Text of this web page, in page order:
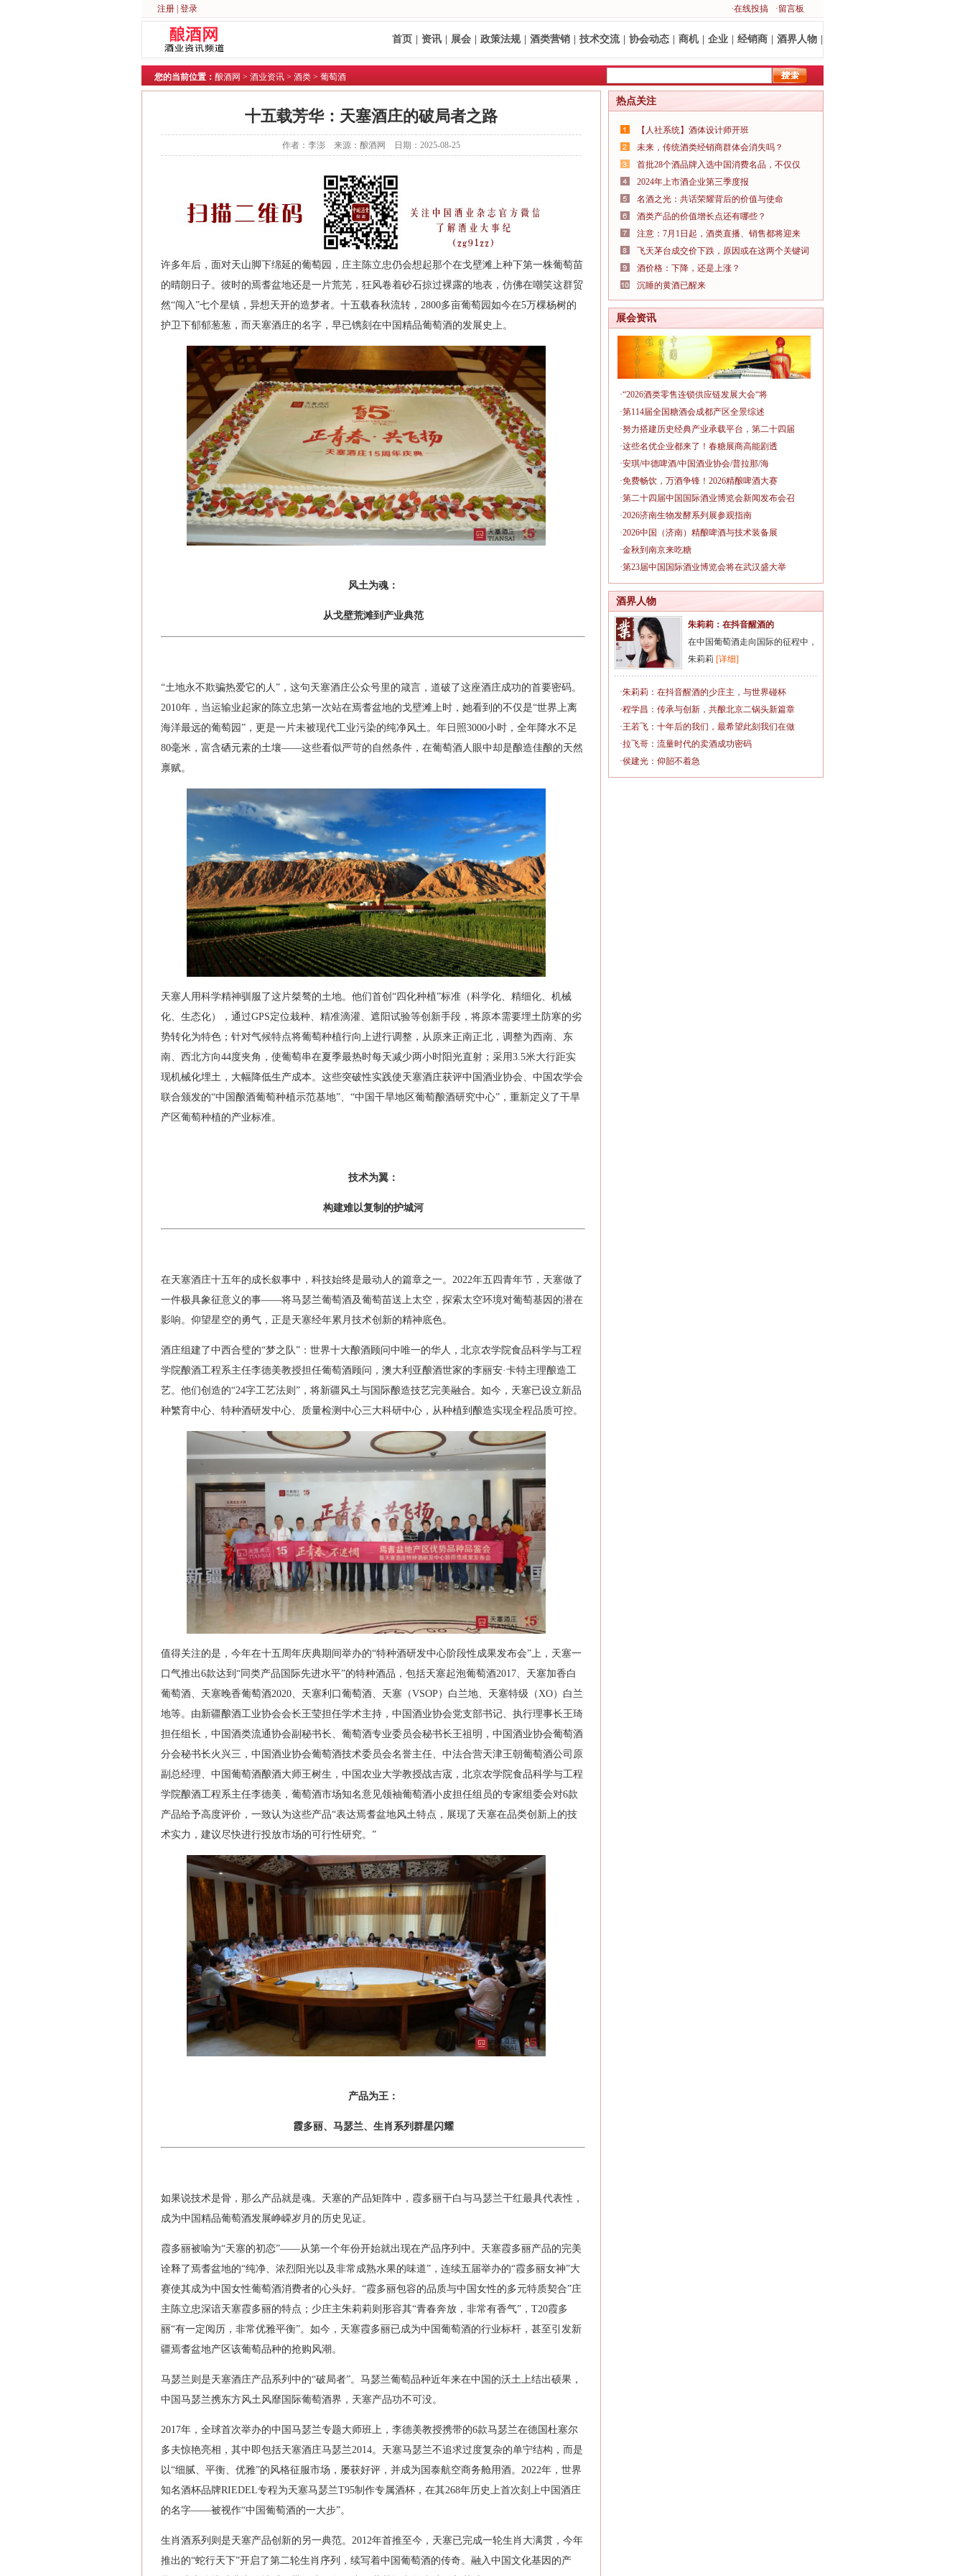
注册 登录 ·在线投搞 ·留言板
首页 资讯 展会 政策法规 酒类营销 技术交流 协会动态 商机 企业 经销商 酒界人物
您的当前位置： 酿酒网 > 酒业资讯 > 酒类 > 葡萄酒
十五载芳华：天塞酒庄的破局者之路
作者：李澎 来源：酿酒网 日期：2025-08-25
许多年后，面对天山脚下绵延的葡萄园，庄主陈立忠仍会想起那个在戈壁滩上种下第一株葡萄苗
的晴朗日子。彼时的焉耆盆地还是一片荒芜，狂风卷着砂石掠过裸露的地表，仿佛在嘲笑这群贸
然“闯入”七个星镇，异想天开的造梦者。十五载春秋流转，2800多亩葡萄园如今在5万棵杨树的
护卫下郁郁葱葱，而天塞酒庄的名字，早已镌刻在中国精品葡萄酒的发展史上。
风土为魂：
从戈壁荒滩到产业典范
“土地永不欺骗热爱它的人”，这句天塞酒庄公众号里的箴言，道破了这座酒庄成功的首要密码。
2010年，当运输业起家的陈立忠第一次站在焉耆盆地的戈壁滩上时，她看到的不仅是“世界上离
海洋最远的葡萄园”，更是一片未被现代工业污染的纯净风土。年日照3000小时，全年降水不足
80毫米，富含硒元素的土壤——这些看似严苛的自然条件，在葡萄酒人眼中却是酿造佳酿的天然
禀赋。
天塞人用科学精神驯服了这片桀骜的土地。他们首创“四化种植”标准（科学化、精细化、机械
化、生态化），通过GPS定位栽种、精准滴灌、遮阳试验等创新手段，将原本需要埋土防寒的劣
势转化为特色；针对气候特点将葡萄种植行向上进行调整，从原来正南正北，调整为西南、东
南、西北方向44度夹角，使葡萄串在夏季最热时每天减少两小时阳光直射；采用3.5米大行距实
现机械化埋土，大幅降低生产成本。这些突破性实践使天塞酒庄获评中国酒业协会、中国农学会
联合颁发的“中国酿酒葡萄种植示范基地”、“中国干旱地区葡萄酿酒研究中心”，重新定义了干旱
产区葡萄种植的产业标准。
技术为翼：
构建难以复制的护城河
在天塞酒庄十五年的成长叙事中，科技始终是最动人的篇章之一。2022年五四青年节，天塞做了
一件极具象征意义的事——将马瑟兰葡萄酒及葡萄苗送上太空，探索太空环境对葡萄基因的潜在
影响。仰望星空的勇气，正是天塞经年累月技术创新的精神底色。
酒庄组建了中西合璧的“梦之队”：世界十大酿酒顾问中唯一的华人，北京农学院食品科学与工程
学院酿酒工程系主任李德美教授担任葡萄酒顾问，澳大利亚酿酒世家的李丽安·卡特主理酿造工
艺。他们创造的“24字工艺法则”，将新疆风土与国际酿造技艺完美融合。如今，天塞已设立新品
种繁育中心、特种酒研发中心、质量检测中心三大科研中心，从种植到酿造实现全程品质可控。
值得关注的是，今年在十五周年庆典期间举办的“特种酒研发中心阶段性成果发布会”上，天塞一
口气推出6款达到“同类产品国际先进水平”的特种酒品，包括天塞起泡葡萄酒2017、天塞加香白
葡萄酒、天塞晚香葡萄酒2020、天塞利口葡萄酒、天塞（VSOP）白兰地、天塞特级（XO）白兰
地等。由新疆酿酒工业协会会长王莹担任学术主持，中国酒业协会党支部书记、执行理事长王琦
担任组长，中国酒类流通协会副秘书长、葡萄酒专业委员会秘书长王祖明，中国酒业协会葡萄酒
分会秘书长火兴三，中国酒业协会葡萄酒技术委员会名誉主任、中法合营天津王朝葡萄酒公司原
副总经理、中国葡萄酒酿酒大师王树生，中国农业大学教授战吉宬，北京农学院食品科学与工程
学院酿酒工程系主任李德美，葡萄酒市场知名意见领袖葡萄酒小皮担任组员的专家组委会对6款
产品给予高度评价，一致认为这些产品“表达焉耆盆地风土特点，展现了天塞在品类创新上的技
术实力，建议尽快进行投放市场的可行性研究。”
产品为王：
霞多丽、马瑟兰、 生肖系列群星闪耀
如果说技术是骨，那么产品就是魂。天塞的产品矩阵中，霞多丽干白与马瑟兰干红最具代表性，
成为中国精品葡萄酒发展峥嵘岁月的历史见证。
霞多丽被喻为“天塞的初恋”——从第一个年份开始就出现在产品序列中。天塞霞多丽产品的完美
诠释了焉耆盆地的“纯净、浓烈阳光以及非常成熟水果的味道”，连续五届举办的“霞多丽女神”大
赛使其成为中国女性葡萄酒消费者的心头好。“霞多丽包容的品质与中国女性的多元特质契合”庄
主陈立忠深谙天塞霞多丽的特点；少庄主朱莉莉则形容其“青春奔放，非常有香气”，T20霞多
丽“有一定阅历，非常优雅平衡”。如今，天塞霞多丽已成为中国葡萄酒的行业标杆，甚至引发新
疆焉耆盆地产区该葡萄品种的抢购风潮。
马瑟兰则是天塞酒庄产品系列中的“破局者”。马瑟兰葡萄品种近年来在中国的沃土上结出硕果，
中国马瑟兰携东方风土风靡国际葡萄酒界，天塞产品功不可没。
2017年，全球首次举办的中国马瑟兰专题大师班上，李德美教授携带的6款马瑟兰在德国杜塞尔
多夫惊艳亮相，其中即包括天塞酒庄马瑟兰2014。天塞马瑟兰不追求过度复杂的单宁结构，而是
以“细腻、平衡、优雅”的风格征服市场，屡获好评，并成为国泰航空商务舱用酒。2022年，世界
知名酒杯品牌RIEDEL专程为天塞马瑟兰T95制作专属酒杯，在其268年历史上首次刻上中国酒庄
的名字——被视作“中国葡萄酒的一大步”。
生肖酒系列则是天塞产品创新的另一典范。2012年首推至今，天塞已完成一轮生肖大满贯，今年
推出的“蛇行天下”开启了第二轮生肖序列，续写着中国葡萄酒的传奇。融入中国文化基因的产
热点关注
【人社系统】酒体设计师开班
未来，传统酒类经销商群体会消失吗？
首批28个酒品牌入选中国消费名品，不仅仅
2024年上市酒企业第三季度报
名酒之光：共话荣耀背后的价值与使命
酒类产品的价值增长点还有哪些？
注意：7月1日起，酒类直播、销售都将迎来
飞天茅台成交价下跌，原因或在这两个关键词
酒价格：下降，还是上涨？
沉睡的黄酒已醒来
展会资讯
·“2026酒类零售连锁供应链发展大会“将
·第114届全国糖酒会成都产区全景综述
·努力搭建历史经典产业承载平台，第二十四届
·这些名优企业都来了！春糖展商高能剧透
·安琪/中德啤酒/中国酒业协会/普拉那/海
·免费畅饮，万酒争锋！2026精酿啤酒大赛
·第二十四届中国国际酒业博览会新闻发布会召
·2026济南生物发酵系列展参观指南
·2026中国（济南）精酿啤酒与技术装备展
·金秋到南京来吃糖
·第23届中国国际酒业博览会将在武汉盛大举
酒界人物
朱莉莉：在抖音醒酒的
在中国葡萄酒走向国际的征程中，
朱莉莉 [详细]
·朱莉莉：在抖音醒酒的少庄主，与世界碰杯
·程学昌：传承与创新，共酿北京二锅头新篇章
·王若飞：十年后的我们，最希望此刻我们在做
·拉飞哥：流量时代的卖酒成功密码
·侯建光：仰韶不着急